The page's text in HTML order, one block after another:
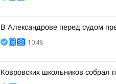
В Александрове перед судом
10:48
Ковровских школьников собрал